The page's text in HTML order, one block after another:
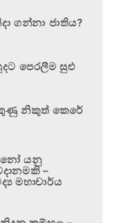
ගන්නා ජාතිය?
පෙරලීම සුළු
නිකුත් කෙරේ
යනු
–
මහාචාර්ය